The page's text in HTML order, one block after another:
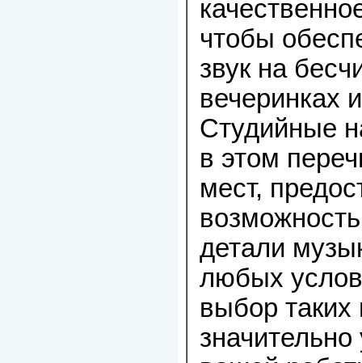
чтобы
звук на
вечеринках
Студийные
в этом
мест,
детали
любых
выбор